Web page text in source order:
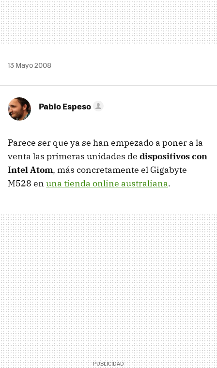
13 Mayo 2008
Pablo Espeso
Parece ser que ya se han empezado a poner a la
venta las primeras unidades de dispositivos con
Intel Atom, más concretamente el Gigabyte
M528 en una tienda online australiana.